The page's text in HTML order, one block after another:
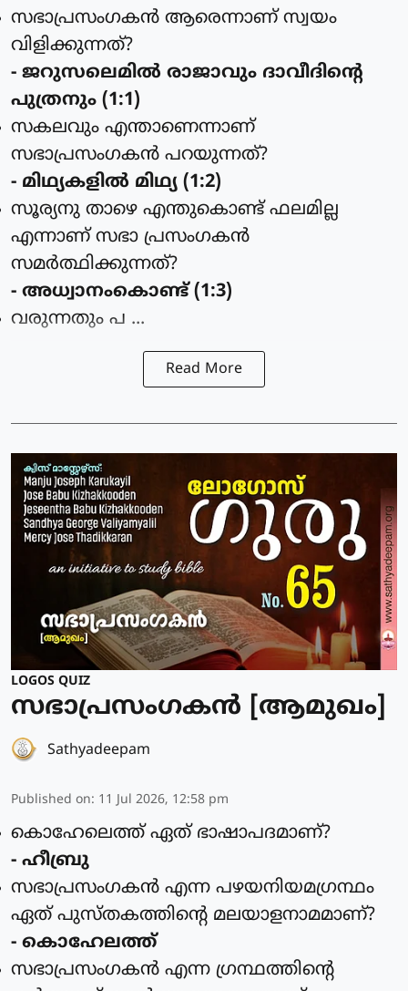
സഭാപ്രസംഗകന്‍ ആരെന്നാണ് സ്വയം
വിളിക്കുന്നത്?
- ജറുസലെമില്‍ രാജാവും ദാവീദിന്റെ
പുത്രനും (1:1)
സകലവും എന്താണെന്നാണ്
സഭാപ്രസംഗകന്‍ പറയുന്നത്?
- മിഥ്യകളില്‍ മിഥ്യ (1:2)
സൂര്യനു താഴെ എന്തുകൊണ്ട് ഫലമില്ല
എന്നാണ് സഭാ പ്രസംഗകന്‍
സമര്‍ത്ഥിക്കുന്നത്?
- അധ്വാനംകൊണ്ട് (1:3)
വരുന്നതും പ ...
Read More
LOGOS QUIZ
സഭാപ്രസംഗകൻ [ആമുഖം]
Sathyadeepam
Published on: 11 Jul 2026, 12:58 pm
കൊഹേലെത്ത് ഏത് ഭാഷാപദമാണ്?
- ഹീബ്രു
സഭാപ്രസംഗകന്‍ എന്ന പഴയനിയമഗ്രന്ഥം
ഏത് പുസ്തകത്തിന്റെ മലയാളനാമമാണ്?
- കൊഹേലത്ത്
സഭാപ്രസംഗകന്‍ എന്ന ഗ്രന്ഥത്തിന്റെ